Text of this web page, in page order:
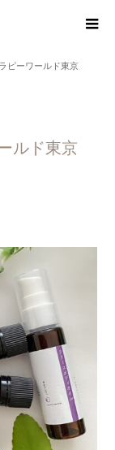
ピーワールド東京
ルド東京